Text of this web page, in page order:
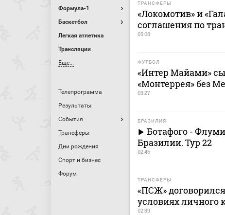
Формула-1
Баскетбол
Легкая атлетика
Трансляции
Еще...
Телепрограмма
Результаты
События
Трансферы
Дни рождения
Спорт и бизнес
Форум
ТРАНСФЕРЫ
«Локомотив» и
соглашения по
05:08
ФУТБОЛ
«Интер Майами»
«Монтеррея» без
03:27
БРАЗИЛИЯ
Ботафого -
Бразилии. Тур 22
02:46
ТРАНСФЕРЫ
«ПСЖ»
условиях личного
02:39